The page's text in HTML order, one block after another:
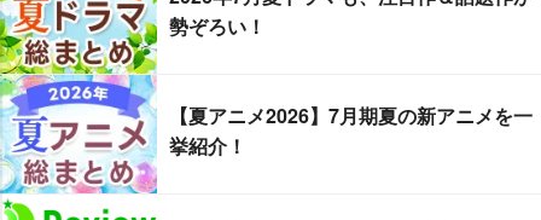
勢ぞろい！
【夏アニメ2026】7月期夏の新アニメを一
挙紹介！